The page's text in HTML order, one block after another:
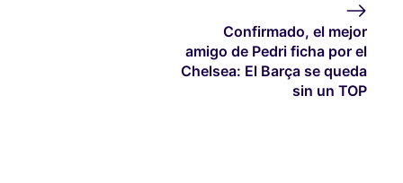
Confirmado, el mejor
amigo de Pedri ficha por el
Chelsea: El Barça se queda
sin un TOP